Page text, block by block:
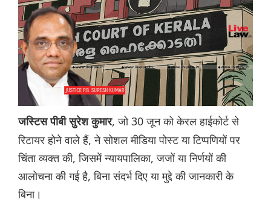
जस्टिस पीबी सुरेश कुमार, जो 30 जून को केरल हाईकोर्ट से
रिटायर होने वाले हैं, ने सोशल मीडिया पोस्ट या टिप्पणियों पर
चिंता व्यक्त की, जिसमें न्यायपालिका, जजों या निर्णयों की
आलोचना की गई है, बिना संदर्भ दिए या मुद्दे की जानकारी के
बिना।